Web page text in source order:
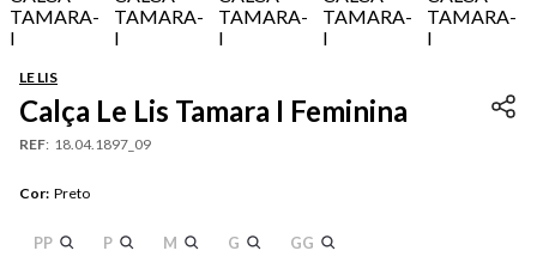
LE LIS
Calça Le Lis Tamara I Feminina
REF: 18.04.1897_09
Cor: Preto
PP P M G GG